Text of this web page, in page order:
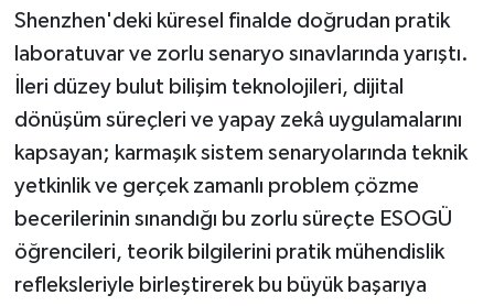
Shenzhen'deki küresel finalde doğrudan pratik
laboratuvar ve zorlu senaryo sınavlarında yarıştı.
İleri düzey bulut bilişim teknolojileri, dijital
dönüşüm süreçleri ve yapay zekâ uygulamalarını
kapsayan; karmaşık sistem senaryolarında teknik
yetkinlik ve gerçek zamanlı problem çözme
becerilerinin sınandığı bu zorlu süreçte ESOGÜ
öğrencileri, teorik bilgilerini pratik mühendislik
refleksleriyle birleştirerek bu büyük başarıya